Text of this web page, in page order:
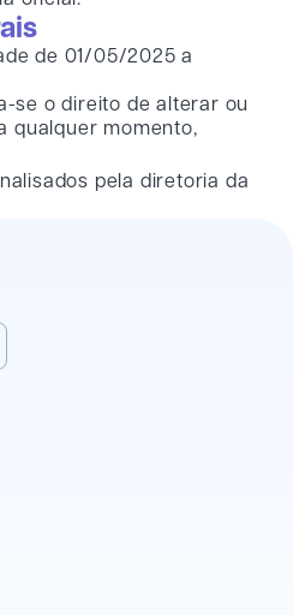
de 01/05/2025 a
se o direito de alterar ou
qualquer momento,
pela diretoria da